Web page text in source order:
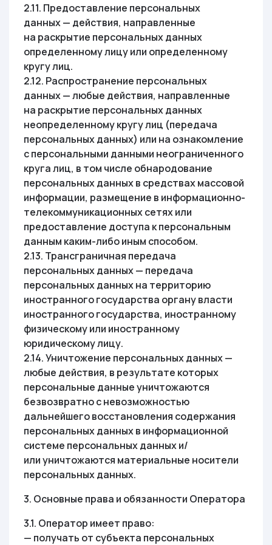
2.11. Предоставление персональных
данных — действия, направленные
на раскрытие персональных данных
определенному лицу или определенному
кругу лиц.
2.12. Распространение персональных
данных — любые действия, направленные
на раскрытие персональных данных
неопределенному кругу лиц (передача
персональных данных) или на ознакомление
с персональными данными неограниченного
круга лиц, в том числе обнародование
персональных данных в средствах массовой
информации, размещение в информационно-
телекоммуникационных сетях или
предоставление доступа к персональным
данным каким-либо иным способом.
2.13. Трансграничная передача
персональных данных — передача
персональных данных на территорию
иностранного государства органу власти
иностранного государства, иностранному
физическому или иностранному
юридическому лицу.
2.14. Уничтожение персональных данных —
любые действия, в результате которых
персональные данные уничтожаются
безвозвратно с невозможностью
дальнейшего восстановления содержания
персональных данных в информационной
системе персональных данных и/
или уничтожаются материальные носители
персональных данных.
3. Основные права и обязанности Оператора
3.1. Оператор имеет право:
— получать от субъекта персональных